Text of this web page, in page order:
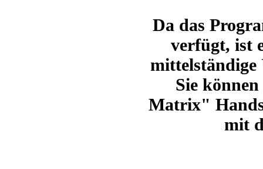
Da das
verfügt, ist
mittelständige
Sie
Matrix"
mit